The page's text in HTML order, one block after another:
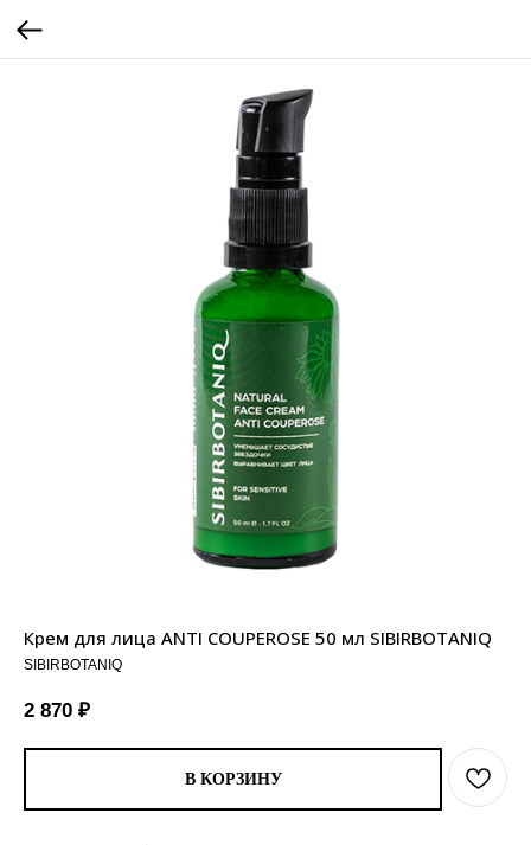
Крем для лица ANTI COUPEROSE 50 мл SIBIRBOTANIQ
SIBIRBOTANIQ
2 870 ₽
В КОРЗИНУ